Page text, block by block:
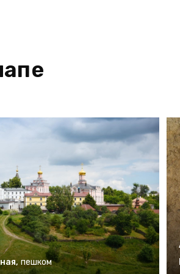
, пешком